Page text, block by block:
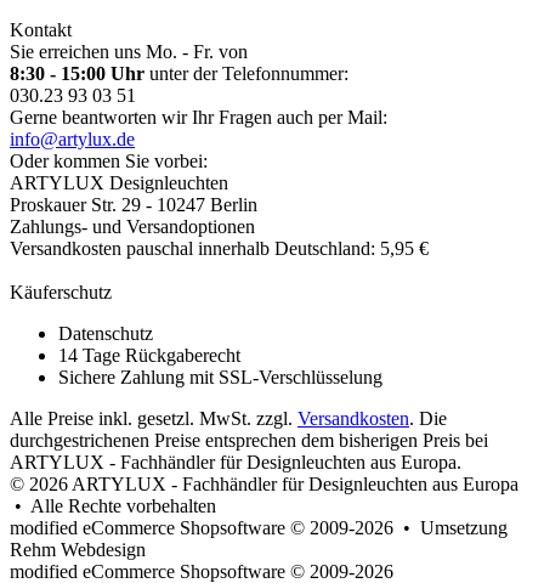
Kontakt
Sie erreichen uns Mo. - Fr. von
8:30 - 15:00 Uhr unter der Telefonnummer:
030.23 93 03 51
Gerne beantworten wir Ihr Fragen auch per Mail:
info@artylux.de
Oder kommen Sie vorbei:
ARTYLUX Designleuchten
Proskauer Str. 29 - 10247 Berlin
Zahlungs- und Versandoptionen
Versandkosten pauschal innerhalb Deutschland: 5,95 €
Käuferschutz
Datenschutz
14 Tage Rückgaberecht
Sichere Zahlung mit SSL-Verschlüsselung
Alle Preise inkl. gesetzl. MwSt. zzgl. Versandkosten. Die
durchgestrichenen Preise entsprechen dem bisherigen Preis bei
ARTYLUX - Fachhändler für Designleuchten aus Europa.
© 2026 ARTYLUX - Fachhändler für Designleuchten aus Europa
• Alle Rechte vorbehalten
modified eCommerce Shopsoftware © 2009-2026 • Umsetzung
Rehm Webdesign
modified eCommerce Shopsoftware © 2009-2026